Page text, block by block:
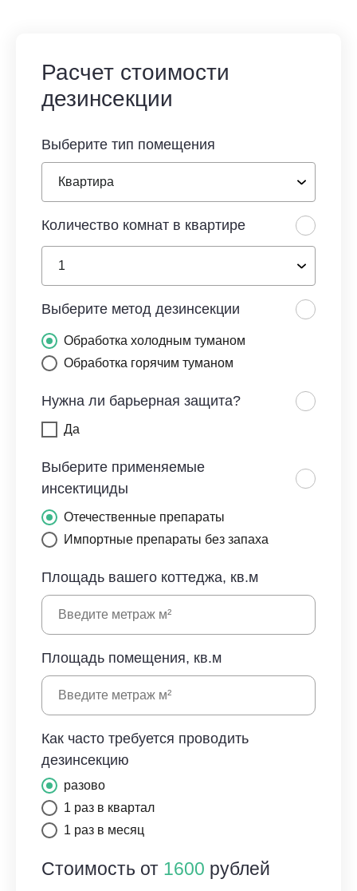
Расчет стоимости
дезинсекции
Выберите тип помещения
Количество комнат в квартире
Выберите метод дезинсекции
Обработка холодным туманом
Обработка горячим туманом
Нужна ли барьерная защита?
Да
Выберите применяемые
инсектициды
Отечественные препараты
Импортные препараты без запаха
Площадь вашего коттеджа, кв.м
Площадь помещения, кв.м
Как часто требуется проводить
дезинсекцию
разово
1 раз в квартал
1 раз в месяц
Стоимость от 1600 рублей